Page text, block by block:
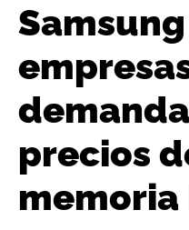
precios
memoria